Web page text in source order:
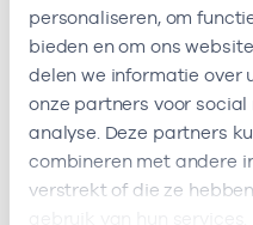
personaliseren, om
bieden en om ons
delen we informatie over
onze partners voor
analyse. Deze partners
combineren met andere
verstrekt of die ze
nieuwe
geeft sneller inzicht
over de jaren heen.
Lees meer